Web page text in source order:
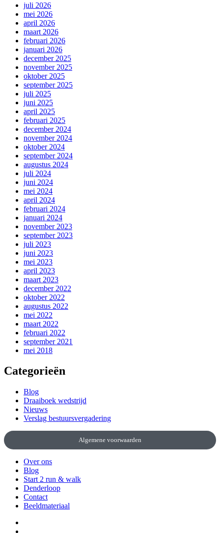
juli 2026
mei 2026
april 2026
maart 2026
februari 2026
januari 2026
december 2025
november 2025
oktober 2025
september 2025
juli 2025
juni 2025
april 2025
februari 2025
december 2024
november 2024
oktober 2024
september 2024
augustus 2024
juli 2024
juni 2024
mei 2024
april 2024
februari 2024
januari 2024
november 2023
september 2023
juli 2023
juni 2023
mei 2023
april 2023
maart 2023
december 2022
oktober 2022
augustus 2022
mei 2022
maart 2022
februari 2022
september 2021
mei 2018
Categorieën
Blog
Draaiboek wedstrijd
Nieuws
Verslag bestuursvergadering
Algemene voorwaarden
Over ons
Blog
Start 2 run & walk
Denderloop
Contact
Beeldmateriaal